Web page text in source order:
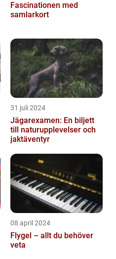
Fascinationen med
samlarkort
31 juli 2024
Jägarexamen: En biljett
till naturupplevelser och
jaktäventyr
08 april 2024
Flygel – allt du behöver
veta